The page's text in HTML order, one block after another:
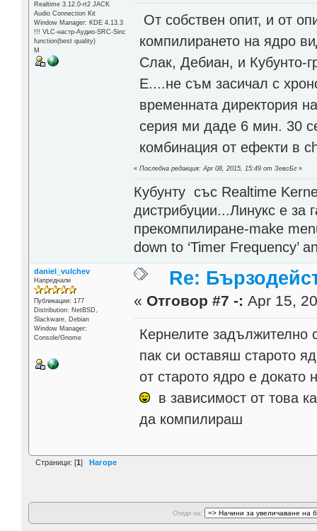
Realtime 3.12.0-rt2 JACK
Audio Connection Kit
Window Manager: KDE 4.13.3
!!! VLC-настр-Аудио-SRC-Sinc
function(best quality)
М
От собствен опит, и от
компилирането на ядро
Слак, Дебиан, и Кубунто-
Е....не съм засичал с
временната директория
серия ми даде 6 мин. 30
комбинация от ефекти в
«Последна редакция: Apr 08, 2015, 15:49 от ЗевсБг»
Кубунту със Realtime
дистрибуции...Линукс е за
прекомпилиране-make
down to ‘Timer Frequency’
daniel_vulchev
Напреднали
Публикации: 177
Distribution: NetBSD,
Slackware, Debian
Window Manager:
Console/Gnome
Re:
« Отговор #7 -: Apr 15,
Кернелите задължително
пак си оставяш старото
от старото ядро е
в зависимост от това
да компилираш
Страници: [1] Нагоре
Отиди на: